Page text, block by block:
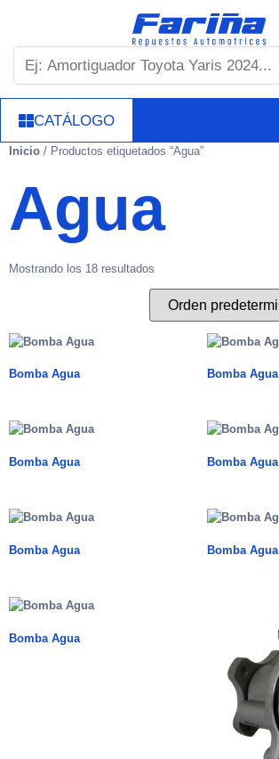
CATÁLOGO
Inicio / Productos etiquetados “Agua”
Agua
Mostrando los 18 resultados
Bomba Agua Bomba Agua
Bomba Agua Bomba Agua
Bomba Agua Bomba Agua
Bomba Agua